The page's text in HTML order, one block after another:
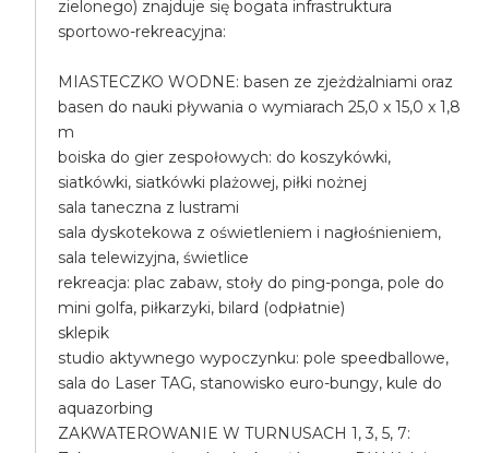
zielonego) znajduje się bogata infrastruktura
sportowo-rekreacyjna:
MIASTECZKO WODNE: basen ze zjeżdżalniami oraz
basen do nauki pływania o wymiarach 25,0 x 15,0 x 1,8
m
boiska do gier zespołowych: do koszykówki,
siatkówki, siatkówki plażowej, piłki nożnej
sala taneczna z lustrami
sala dyskotekowa z oświetleniem i nagłośnieniem,
sala telewizyjna, świetlice
rekreacja: plac zabaw, stoły do ping-ponga, pole do
mini golfa, piłkarzyki, bilard (odpłatnie)
sklepik
studio aktywnego wypoczynku: pole speedballowe,
sala do Laser TAG, stanowisko euro-bungy, kule do
aquazorbing
ZAKWATEROWANIE W TURNUSACH 1, 3, 5, 7: